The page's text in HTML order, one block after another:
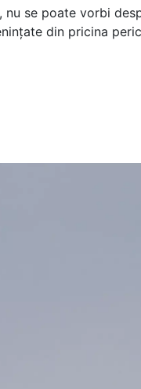
se poate vorbi
din pricina